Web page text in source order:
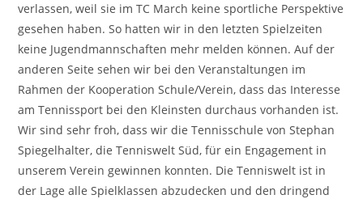
verlassen, weil sie im TC March keine sportliche Perspektive
gesehen haben. So hatten wir in den letzten Spielzeiten
keine Jugendmannschaften mehr melden können. Auf der
anderen Seite sehen wir bei den Veranstaltungen im
Rahmen der Kooperation Schule/Verein, dass das Interesse
am Tennissport bei den Kleinsten durchaus vorhanden ist.
Wir sind sehr froh, dass wir die Tennisschule von Stephan
Spiegelhalter, die Tenniswelt Süd, für ein Engagement in
unserem Verein gewinnen konnten. Die Tenniswelt ist in
der Lage alle Spielklassen abzudecken und den dringend